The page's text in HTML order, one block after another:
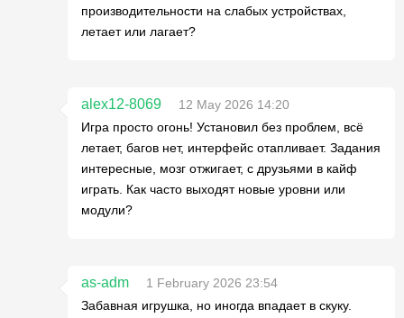
производительности на слабых устройствах,
летает или лагает?
alex12-8069
12 May 2026 14:20
Игра просто огонь! Установил без проблем, всё
летает, багов нет, интерфейс отапливает. Задания
интересные, мозг отжигает, с друзьями в кайф
играть. Как часто выходят новые уровни или
модули?
as-adm
1 February 2026 23:54
Забавная игрушка, но иногда впадает в скуку.